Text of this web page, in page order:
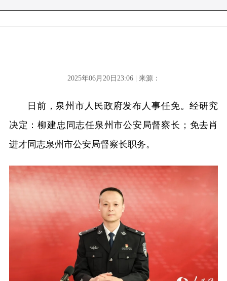
2025年06月20日23:06 | 来源：
日前，泉州市人民政府发布人事任免。经研究
决定：柳建忠同志任泉州市公安局督察长；免去肖
进才同志泉州市公安局督察长职务。